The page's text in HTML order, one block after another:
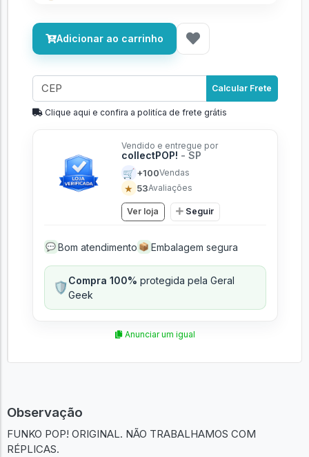
Adicionar ao carrinho
Calcular Frete
Clique aqui e confira a politíca de frete grátis
Vendido e entregue por
collectPOP! - SP
🛒 +100Vendas
★ 53Avaliações
Ver loja Seguir
💬 Bom atendimento 📦 Embalagem segura
🛡️Compra 100% protegida pela Geral
Geek
Anunciar um igual
Observação
FUNKO POP! ORIGINAL. NÃO TRABALHAMOS COM
RÉPLICAS.